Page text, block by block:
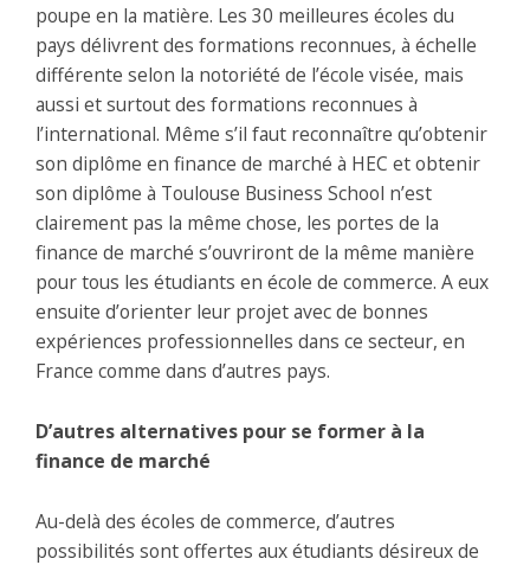
poupe en la matière. Les 30 meilleures écoles du
pays délivrent des formations reconnues, à échelle
différente selon la notoriété de l’école visée, mais
aussi et surtout des formations reconnues à
l’international. Même s’il faut reconnaître qu’obtenir
son diplôme en finance de marché à HEC et obtenir
son diplôme à Toulouse Business School n’est
clairement pas la même chose, les portes de la
finance de marché s’ouvriront de la même manière
pour tous les étudiants en école de commerce. A eux
ensuite d’orienter leur projet avec de bonnes
expériences professionnelles dans ce secteur, en
France comme dans d’autres pays.
D’autres alternatives pour se former à la
finance de marché
Au-delà des écoles de commerce, d’autres
possibilités sont offertes aux étudiants désireux de